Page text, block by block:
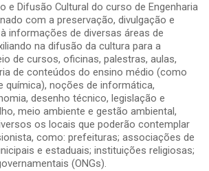
e Difusão Cultural do curso de Engenharia
com a preservação, divulgação e
informações de diversas áreas de
na difusão da cultura para a
de cursos, oficinas, palestras, aulas,
de conteúdos do ensino médio (como
química), noções de informática,
desenho técnico, legislação e
meio ambiente e gestão ambiental,
os locais que poderão contemplar
como: prefeituras; associações de
e estaduais; instituições religiosas;
(ONGs).